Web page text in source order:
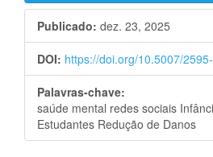
Publicado: dez. 23, 2025
DOI: https://doi.org/10.5007/
Palavras-chave:
saúde mental redes sociais
Estudantes Redução de Danos